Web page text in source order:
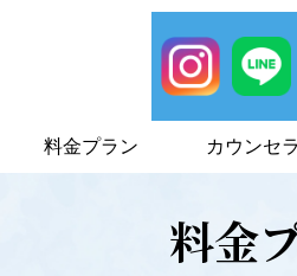
料金プラン カウンセ
料金